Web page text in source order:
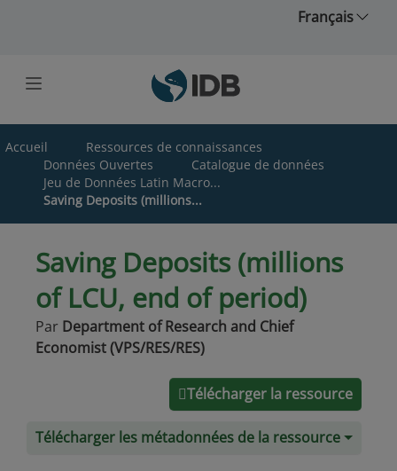
Français
Accueil
Ressources de connaissances
Données Ouvertes
Catalogue de données
Jeu de Données Latin Macro...
Saving Deposits (millions...
Saving Deposits (millions
of LCU, end of period)
Par Department of Research and Chief
Economist (VPS/RES/RES)
Télécharger la ressource
Télécharger les métadonnées de la ressource